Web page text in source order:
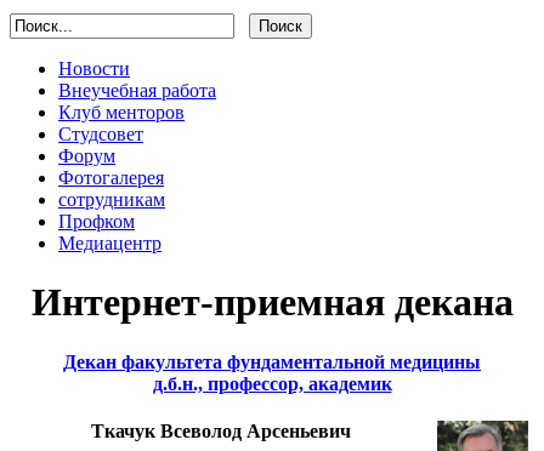
Новости
Внеучебная работа
Клуб менторов
Студсовет
Форум
Фотогалерея
сотрудникам
Профком
Медиацентр
Интернет-приемная декана
Декан факультета фундаментальной медицины
д.б.н., профессор, академик
Ткачук Всеволод Арсеньевич